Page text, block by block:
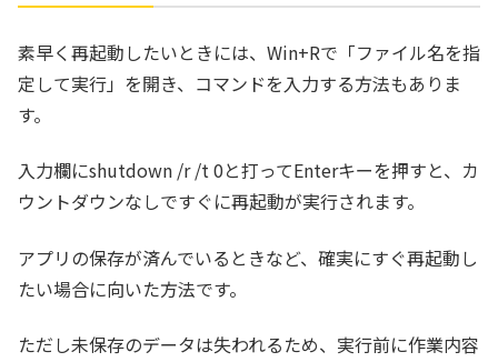
素早く再起動したいときには、Win+Rで「ファイル名を指
定して実行」を開き、コマンドを入力する方法もありま
す。
入力欄にshutdown /r /t 0と打ってEnterキーを押すと、カ
ウントダウンなしですぐに再起動が実行されます。
アプリの保存が済んでいるときなど、確実にすぐ再起動し
たい場合に向いた方法です。
ただし未保存のデータは失われるため、実行前に作業内容